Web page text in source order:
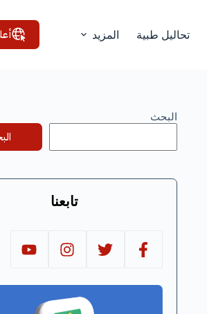
تحاليل طبية المزيد
البحث
تابعنا